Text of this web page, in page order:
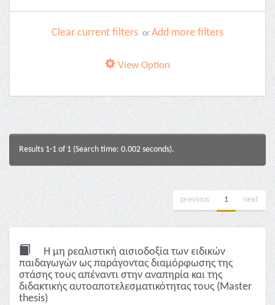
Clear current filters or Add more filters
View Option
Results 1-1 of 1 (Search time: 0.002 seconds).
previous 1 next
Η μη ρεαλιστική αισιοδοξία των ειδικών
παιδαγωγών ως παράγοντας διαμόρφωσης της
στάσης τους απέναντι στην αναπηρία και της
διδακτικής αυτοαποτελεσματικότητας τους (Master
thesis)